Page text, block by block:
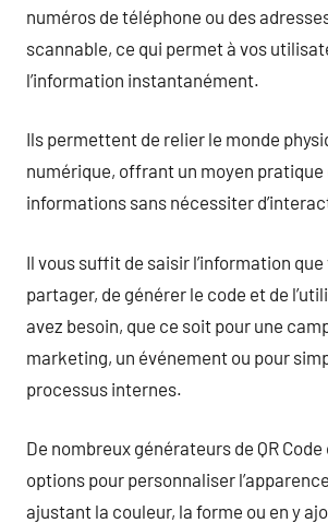
numéros de téléphone ou des
scannable, ce qui permet à vos
l’information instantanément.
Ils permettent de relier le monde
numérique, offrant un moyen pratique
informations sans nécessiter
Il vous suffit de saisir l’information
partager, de générer le code et de
avez besoin, que ce soit pour une
marketing, un événement ou pour
processus internes.
De nombreux générateurs de QR
options pour personnaliser
ajustant la couleur, la forme ou en y